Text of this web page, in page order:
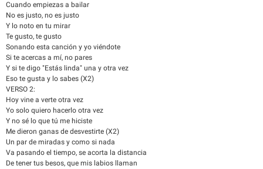
Cuando empiezas a bailar
No es justo, no es justo
Y lo noto en tu mirar
Te gusto, te gusto
Sonando esta canción y yo viéndote
Si te acercas a mí, no pares
Y si te digo "Estás linda" una y otra vez
Eso te gusta y lo sabes (X2)
VERSO 2:
Hoy vine a verte otra vez
Yo solo quiero hacerlo otra vez
Y no sé lo que tú me hiciste
Me dieron ganas de desvestirte (X2)
Un par de miradas y como si nada
Va pasando el tiempo, se acorta la distancia
De tener tus besos, que mis labios llaman